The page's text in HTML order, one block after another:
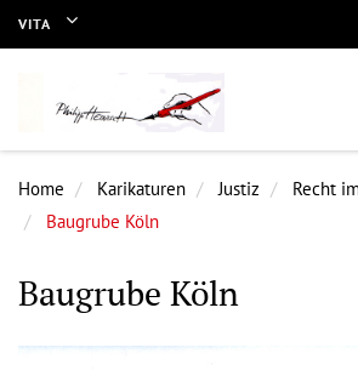
VITA
Home Karikaturen Justiz Recht
Baugrube Köln
Baugrube Köln